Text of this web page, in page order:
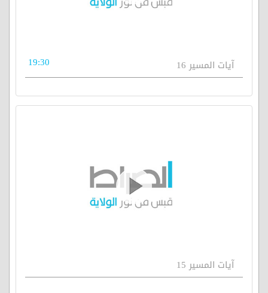
آيات المسير 16 19:30
آيات المسير 15